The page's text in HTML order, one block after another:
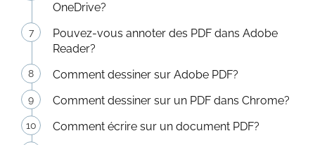
OneDrive?
Pouvez-vous annoter des PDF dans Adobe
Reader?
Comment dessiner sur Adobe PDF?
Comment dessiner sur un PDF dans Chrome?
Comment écrire sur un document PDF?